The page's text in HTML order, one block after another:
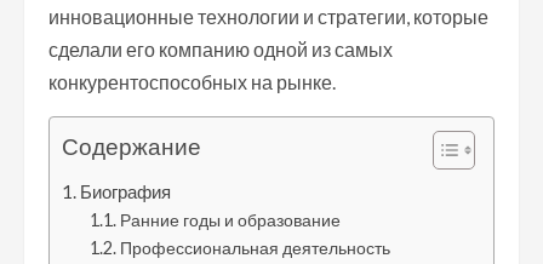
инновационные технологии и стратегии, которые
сделали его компанию одной из самых
конкурентоспособных на рынке.
Содержание
Биография
Ранние годы и образование
Профессиональная деятельность